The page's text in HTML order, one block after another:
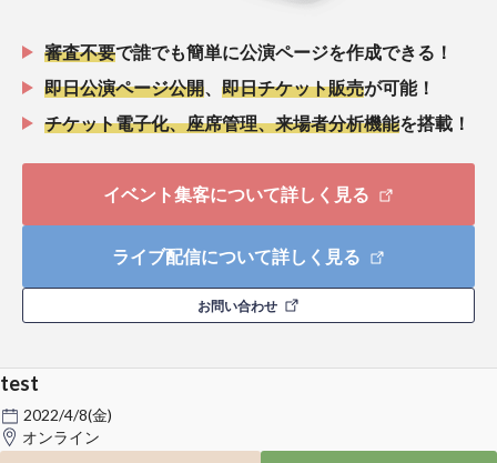
審査不要で誰でも簡単に公演ページを作成できる！
即日公演ページ公開
即日チケット販売が可能！
チケット電子化、座席管理、来場者分析機能を搭載！
イベント集客について詳しく見る
ライブ配信について詳しく見る
お問い合わせ
test
2022/4/8(金)
オンライン